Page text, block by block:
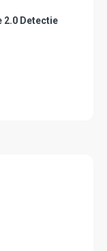
2.0 Detectie